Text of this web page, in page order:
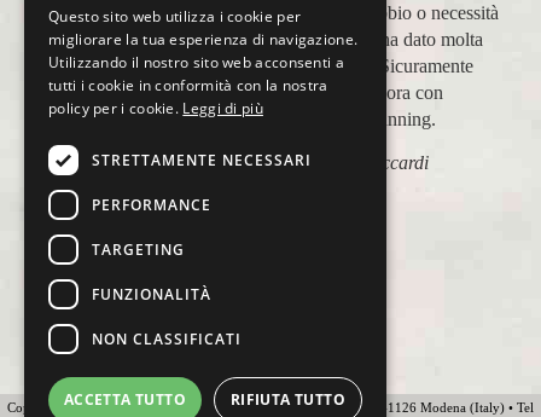
qualsiasi dubbio o necessità
e questo mi ha dato molta
tranquillità. Sicuramente
viaggerò ancora con
Ovunque Running.
Elisabetta Accardi
Copyright 2012 Ovunque Running s.r.l • Strada delle Fornaci 20 • 41126 Modena (Italy) • Tel
Questo sito web utilizza i cookie per
migliorare la tua esperienza di navigazione.
Utilizzando il nostro sito web acconsenti a
tutti i cookie in conformità con la nostra
policy per i cookie. Leggi di più
STRETTAMENTE NECESSARI
PERFORMANCE
TARGETING
FUNZIONALITÀ
NON CLASSIFICATI
ACCETTA TUTTO RIFIUTA TUTTO